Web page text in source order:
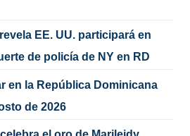
EE. UU. participará en
de policía de NY en RD
en la República Dominicana
de 2026